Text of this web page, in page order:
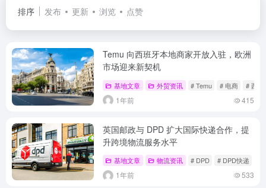
排序 发布 更新 浏览 点赞
Temu 向西班牙本地商家开放入驻，欧洲
市场迎来新契机
基地文章 外贸资讯 # Temu # 电商 # 西班
1年前 415
英国邮政与 DPD 扩大国际快递合作，提
升跨境物流服务水平
基地文章 物流资讯 # DPD # DPD快递
1年前 533